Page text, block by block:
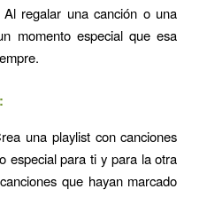
regalar una canción o una
momento especial que esa
una playlist con canciones
especial para ti y para la otra
que hayan marcado